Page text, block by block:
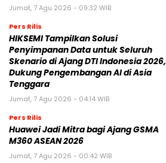
Jumat, 7 Agu 2026 - 09:32 WIB
Pers Rilis
HIKSEMI Tampilkan Solusi
Penyimpanan Data untuk Seluruh
Skenario di Ajang DTI Indonesia 2026,
Dukung Pengembangan AI di Asia
Tenggara
Jumat, 7 Agu 2026 - 04:14 WIB
Pers Rilis
Huawei Jadi Mitra bagi Ajang GSMA
M360 ASEAN 2026
Jumat, 7 Agu 2026 - 00:42 WIB